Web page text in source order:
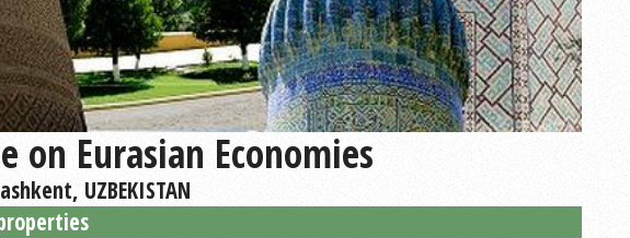
on Eurasian Economies
UZBEKISTAN